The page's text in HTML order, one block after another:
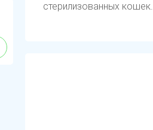
стерилизованных кошек.